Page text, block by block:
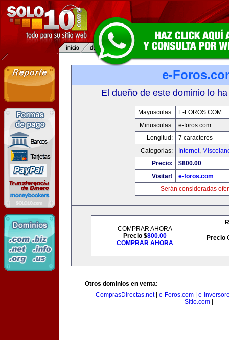
e-
El dueño de este dominio lo
Mayusculas:
E-FOROS.COM
Minusculas:
e-foros.com
Longitud:
7 caracteres
Categorias:
Internet,
Precio:
$800.00
Visitar!
e-foros.com
Serán consideradas
COMPRAR AHORA
Precio $800.00
COMPRAR AHORA
Precio
Otros dominios en venta:
ComprasDirectas.net| e-Foros.com
e-
Sitio.com